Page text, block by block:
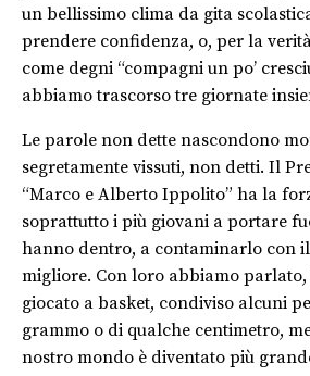
un bellissimo clima da gita
prendere confidenza, o, per la
come degni “compagni un po’
abbiamo trascorso tre giornate
Le parole non dette nascondono
segretamente vissuti, non detti. Il
“Marco e Alberto Ippolito” ha la
soprattutto i più giovani a portare
hanno dentro, a contaminarlo con
migliore. Con loro abbiamo parlato,
giocato a basket, condiviso alcuni
grammo o di qualche centimetro,
nostro mondo è diventato più